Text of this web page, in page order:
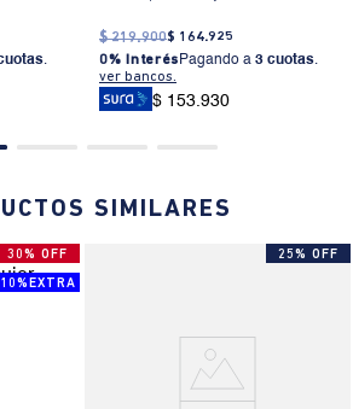
eventos casuales o salidas informales
práctico y con estilo.
.
$ 219.900$ 164.925
0% Interés Pagando a 3 cuotas.
ver bancos.
$ 153.930
SIMILARES
30% OFF
10%EXTRA
25% OFF